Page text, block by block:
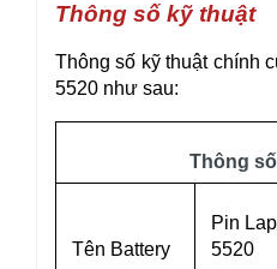
Thông số kỹ thuật
Thông số kỹ thuật chính
5520 như sau:
Thông
Tên Battery
Pin
5520